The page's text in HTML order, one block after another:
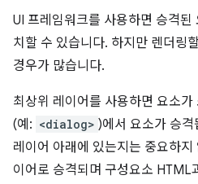
UI 프레임워크를 사용하면 승격된
치할 수 있습니다. 하지만 렌더링
경우가 많습니다.
최상위 레이어를 사용하면 요소가
(예: <dialog> )에서 요소가 승
레이어 아래에 있는지는 중요하지
이어로 승격되며 구성요소 HTML